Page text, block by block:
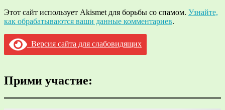
Этот сайт использует Akismet для борьбы со спамом. Узнайте,
как обрабатываются ваши данные комментариев.
Версия сайта для слабовидящих
Прими участие: